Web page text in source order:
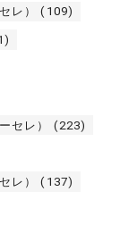
レ） (109)
セレ） (223)
レ） (137)